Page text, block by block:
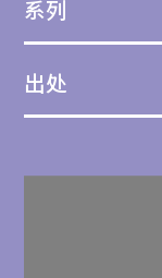
系列
出处